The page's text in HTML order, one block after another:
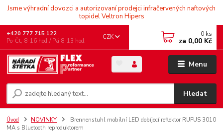
Jsme výhradní dovozci a autorizovaní prodejci infračervených naftových
topidel Veltron Hipers
Menu
CZK
Hledat
+420 777 715 122
Po-Čt, 8-16 hod./ Pá 8-13 hod.
0 ks
za 0,00 Kč
Úvod NOVINKY
Brennenstuhl mobilní LED dobíjecí reflektor RUFUS 3010
MA s Bluetooth reproduktorem